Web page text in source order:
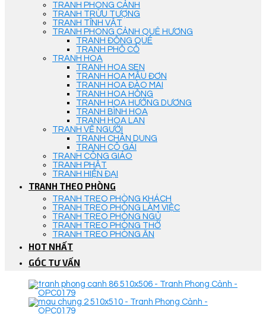
TRANH PHONG CẢNH
TRANH TRỪU TƯỢNG
TRANH TĨNH VẬT
TRANH PHONG CẢNH QUÊ HƯƠNG
TRANH ĐỒNG QUÊ
TRANH PHỐ CỔ
TRANH HOA
TRANH HOA SEN
TRANH HOA MẪU ĐƠN
TRANH HOA ĐÀO MAI
TRANH HOA HỒNG
TRANH HOA HƯỚNG DƯƠNG
TRANH BÌNH HOA
TRANH HOA LAN
TRANH VẼ NGƯỜI
TRANH CHÂN DUNG
TRANH CÔ GÁI
TRANH CÔNG GIÁO
TRANH PHẬT
TRANH HIỆN ĐẠI
TRANH THEO PHÒNG
TRANH TREO PHÒNG KHÁCH
TRANH TREO PHÒNG LÀM VIỆC
TRANH TREO PHÒNG NGỦ
TRANH TREO PHÒNG THỜ
TRANH TREO PHÒNG ĂN
HOT NHẤT
GÓC TƯ VẤN